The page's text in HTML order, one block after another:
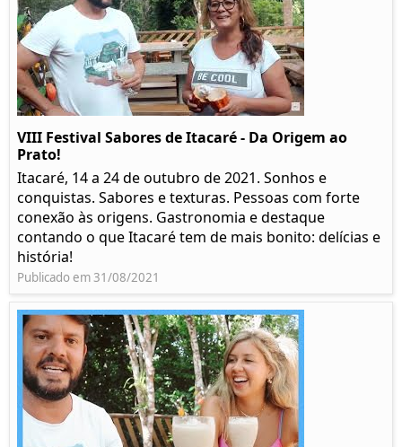
VIII Festival Sabores de Itacaré - Da Origem ao
Prato!
Itacaré, 14 a 24 de outubro de 2021. Sonhos e
conquistas. Sabores e texturas. Pessoas com forte
conexão às origens. Gastronomia e destaque
contando o que Itacaré tem de mais bonito: delícias e
história!
Publicado em 31/08/2021